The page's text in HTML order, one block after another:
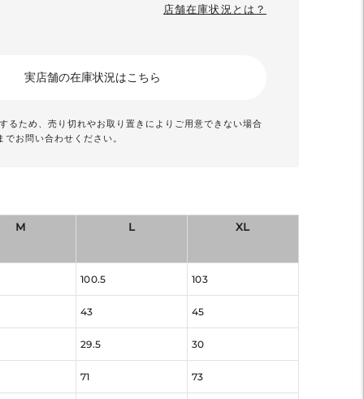
店舗在庫状況とは？
実店舗の在庫状況はこちら
るため、売り切れやお取り置きによりご用意できない場合
お問い合わせください。
M L XL
100.5 103
43 45
29.5 30
71 73